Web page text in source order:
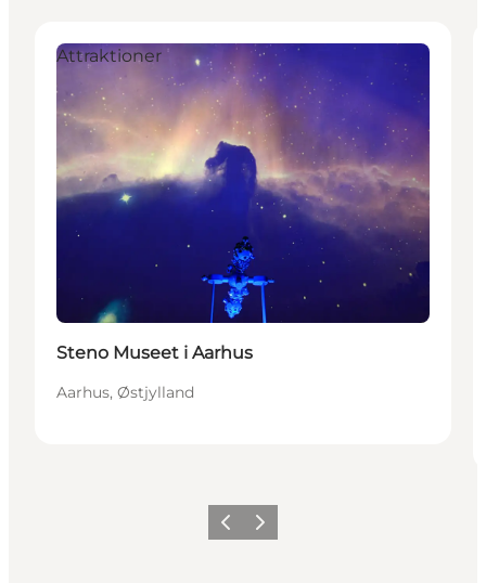
Attraktioner
Steno Museet i Aarhus
Aarhus, Østjylland
ForrigeNæste